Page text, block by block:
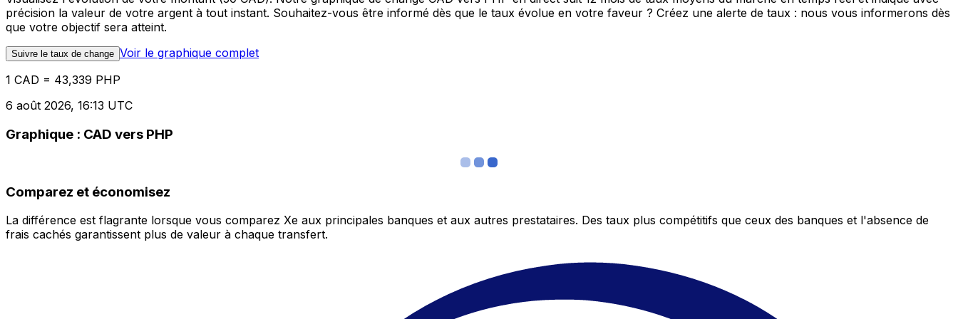
précision la valeur de votre argent à tout instant. Souhaitez-vous être informé dès que le taux évolue en votre faveur ? Créez une alerte de taux : nous vous informerons dès
que votre objectif sera atteint.
Suivre le taux de change Voir le graphique complet
1 CAD = 43,339 PHP
6 août 2026, 16:13 UTC
Graphique : CAD vers PHP
Comparez et économisez
La différence est flagrante lorsque vous comparez Xe aux principales banques et aux autres prestataires. Des taux plus compétitifs que ceux des banques et l'absence de
frais cachés garantissent plus de valeur à chaque transfert.